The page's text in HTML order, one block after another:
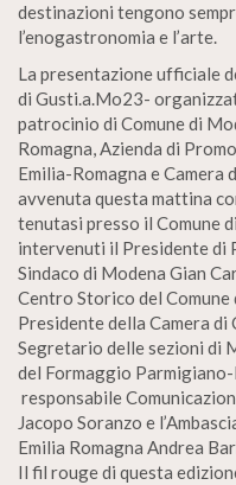
destinazioni tengono
l’enogastronomia e l’arte.
La presentazione ufficiale
di Gusti.a.Mo23-
patrocinio di Comune di
Romagna, Azienda di
Emilia-Romagna e Camera
avvenuta questa mattina
tenutasi presso il Comune
intervenuti il Presidente di
Sindaco di Modena Gian
Centro Storico del
Presidente della Camera
Segretario delle sezioni di
del Formaggio
responsabile
Jacopo Soranzo e
Emilia Romagna Andrea
Il fil rouge di questa